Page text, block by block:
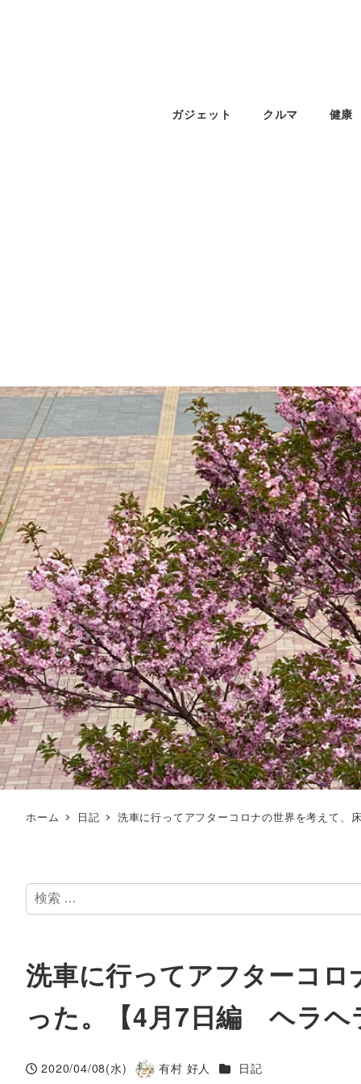
ガジェット クルマ 健康
ホーム 日記 洗車に行ってアフターコロナの世界を考えて
検
索
洗車に行ってアフターコ
った。【4月7日編 ヘラヘ
投稿日
2020/04/08(水)
著
有村 好人 カテゴリー
日記